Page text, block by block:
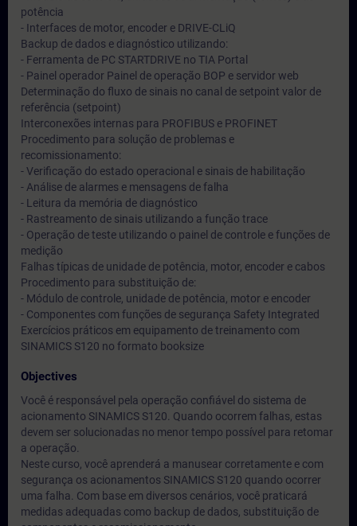
potência
- Interfaces de motor, encoder e DRIVE-CLiQ
Backup de dados e diagnóstico utilizando:
- Ferramenta de PC STARTDRIVE no TIA Portal
- Painel operador Painel de operação BOP e servidor web
Determinação do fluxo de sinais no canal de setpoint valor de
referência (setpoint)
Interconexões internas para PROFIBUS e PROFINET
Procedimento para solução de problemas e
recomissionamento:
- Verificação do estado operacional e sinais de habilitação
- Análise de alarmes e mensagens de falha
- Leitura da memória de diagnóstico
- Rastreamento de sinais utilizando a função trace
- Operação de teste utilizando o painel de controle e funções de
medição
Falhas típicas de unidade de potência, motor, encoder e cabos
Procedimento para substituição de:
- Módulo de controle, unidade de potência, motor e encoder
- Componentes com funções de segurança Safety Integrated
Exercícios práticos em equipamento de treinamento com
SINAMICS S120 no formato booksize
Objectives
Você é responsável pela operação confiável do sistema de
acionamento SINAMICS S120. Quando ocorrem falhas, estas
devem ser solucionadas no menor tempo possível para retomar
a operação.
Neste curso, você aprenderá a manusear corretamente e com
segurança os acionamentos SINAMICS S120 quando ocorrer
uma falha. Com base em diversos cenários, você praticará
medidas adequadas como backup de dados, substituição de